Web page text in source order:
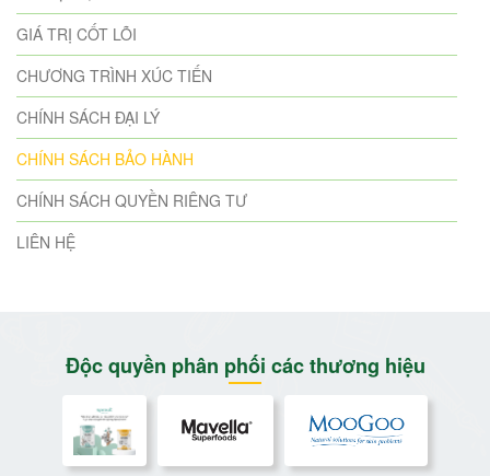
GIÁ TRỊ CỐT LÕI
CHƯƠNG TRÌNH XÚC TIẾN
CHÍNH SÁCH ĐẠI LÝ
CHÍNH SÁCH BẢO HÀNH
CHÍNH SÁCH QUYỀN RIÊNG TƯ
LIÊN HỆ
Độc quyền phân phối các thương hiệu